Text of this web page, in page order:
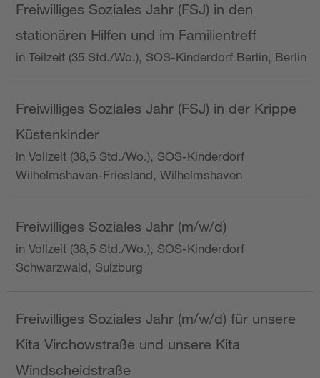
Freiwilliges Soziales Jahr (FSJ) in den
stationären Hilfen und im Familientreff
in Teilzeit (35 Std./Wo.), SOS-Kinderdorf Berlin, Berlin
Freiwilliges Soziales Jahr (FSJ) in der Krippe
Küstenkinder
in Vollzeit (38,5 Std./Wo.), SOS-Kinderdorf
Wilhelmshaven-Friesland, Wilhelmshaven
Freiwilliges Soziales Jahr (m/w/d)
in Vollzeit (38,5 Std./Wo.), SOS-Kinderdorf
Schwarzwald, Sulzburg
Freiwilliges Soziales Jahr (m/w/d) für unsere
Kita Virchowstraße und unsere Kita
Windscheidstraße